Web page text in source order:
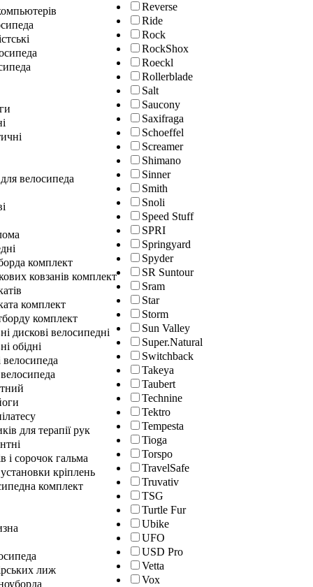
Reverse
Ride
Rock
RockShox
Roeckl
Rollerblade
Salt
Saucony
Saxifraga
Schoeffel
Screamer
Shimano
Sinner
Smith
Snoli
Speed Stuff
SPRI
Springyard
Spyder
SR Suntour
Sram
Star
Storm
Sun Valley
Super.Natural
Switchback
Takeya
Taubert
Technine
Tektro
Tempesta
Tioga
Torspo
TravelSafe
Truvativ
TSG
Turtle Fur
Ubike
UFO
USD Pro
Vetta
Vox
велосипеда
комплект
ковзанів комплект
комплект
комплект
дискові велосипедні
обідні
велосипеда
для терапії рук
і сорочок гальма
кріплень
комплект
лиж